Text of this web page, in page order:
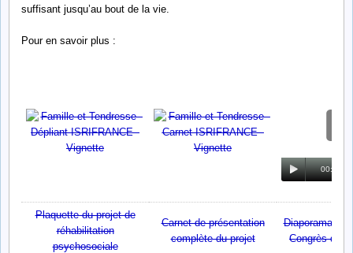
suffisant jusqu’au bout de la vie.
Pour en savoir plus :
00:00
Plaquette du projet de
réhabilitation
psychosociale
Carnet de présentation
complète du projet
Diaporama
Congrès de